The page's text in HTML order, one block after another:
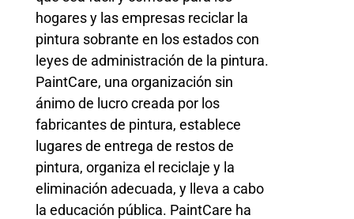
hogares y las empresas reciclar la
pintura sobrante en los estados con
leyes de administración de la pintura.
PaintCare, una organización sin
ánimo de lucro creada por los
fabricantes de pintura, establece
lugares de entrega de restos de
pintura, organiza el reciclaje y la
eliminación adecuada, y lleva a cabo
la educación pública. PaintCare ha